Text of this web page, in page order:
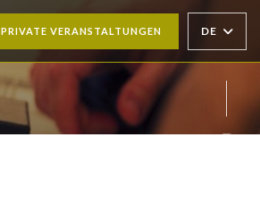
PRIVATE VERANSTALTUNGEN DE